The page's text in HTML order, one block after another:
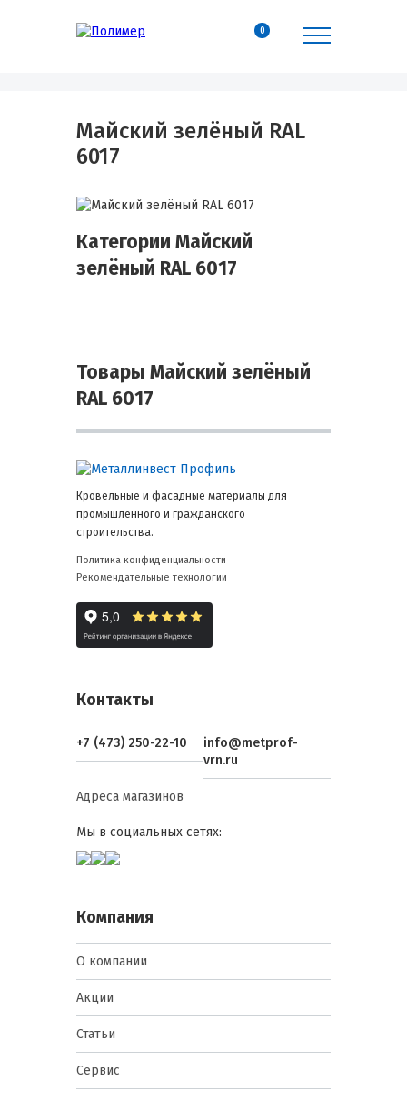
0
Майский зелёный RAL
6017
Категории Майский
зелёный RAL 6017
Товары Майский зелёный
RAL 6017
Кровельные и фасадные материалы для
промышленного и гражданского
строительства.
Политика конфиденциальности
Рекомендательные технологии
Контакты
+7 (473) 250-22-10
info@metprof-
vrn.ru
Адреса магазинов
Мы в социальных сетях:
Компания
О компании
Акции
Статьи
Сервис